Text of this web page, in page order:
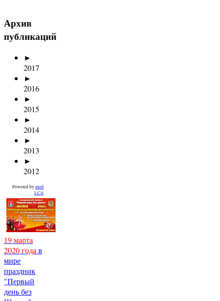
Архив
публикаций
►
2017
►
2016
►
2015
►
2014
►
2013
►
2012
Powered by mod
LCA
19 марта
2020 года в
мире
праздник
"Первый
день без